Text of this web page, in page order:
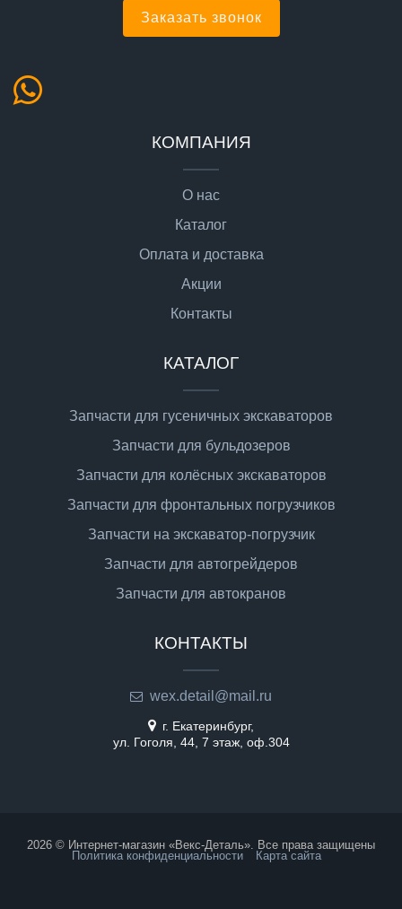
Заказать звонок
КОМПАНИЯ
О нас
Каталог
Оплата и доставка
Акции
Контакты
КАТАЛОГ
Запчасти для гусеничных экскаваторов
Запчасти для бульдозеров
Запчасти для колёсных экскаваторов
Запчасти для фронтальных погрузчиков
Запчасти на экскаватор-погрузчик
Запчасти для автогрейдеров
Запчасти для автокранов
КОНТАКТЫ
wex.detail@mail.ru
г. Екатеринбург,
ул. Гоголя, 44, 7 этаж, оф.304
2026 © Интернет-магазин «Векс-Деталь». Все права защищены
Политика конфиденциальности
Карта сайта